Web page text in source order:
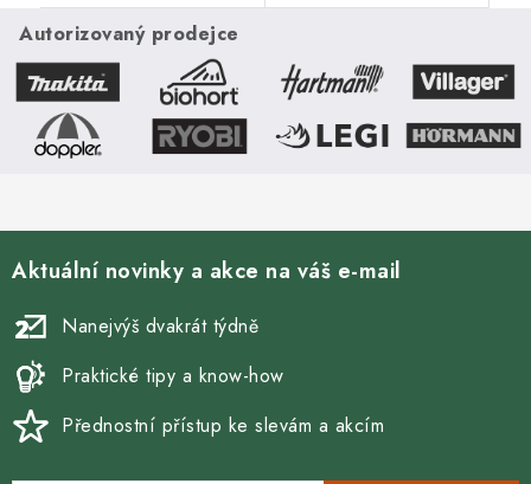
stabilní nábytek s odolnou
hliníkovou konstrukcí.
Bauhausu,...
Autorizovaný prodejce
Aktuální novinky a akce na váš e-mail
Nanejvýš dvakrát týdně
Praktické tipy a know-how
Přednostní přístup ke slevám a akcím